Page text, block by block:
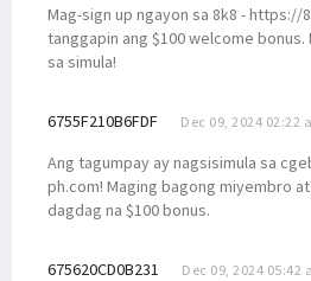
Mag-sign up ngayon sa 8k8 - https://
tanggapin ang $100 welcome bonus.
sa simula!
6755F210B6FDF Dec 09, 2024 02:22
Ang tagumpay ay nagsisimula sa
ph.com! Maging bagong miyembro
dagdag na $100 bonus.
675620CD0B231 Dec 09, 2024 05:42